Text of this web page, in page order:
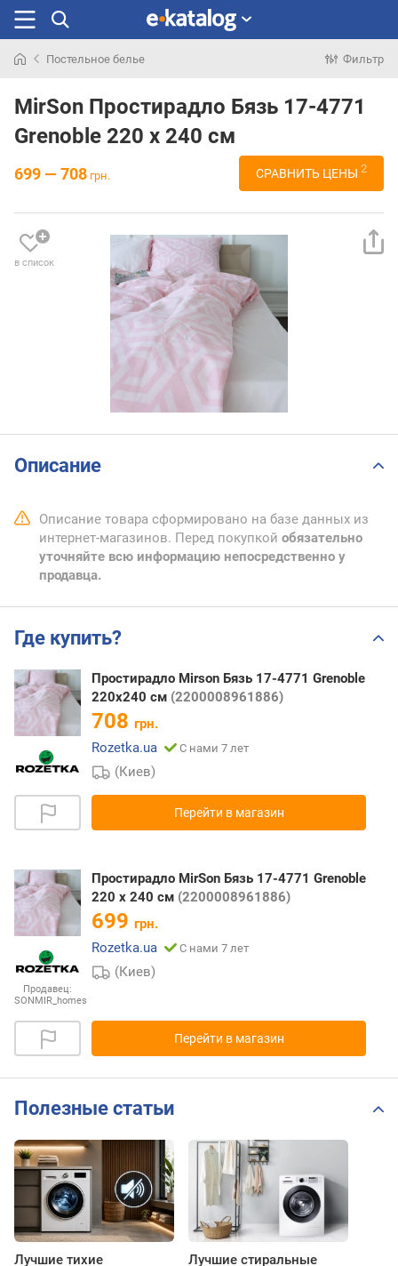
раньше
Постельное белье Фильтр
MirSon Простирадло Бязь 17-4771
Grenoble 220 х 240 см
699 — 708 грн. СРАВНИТЬ ЦЕНЫ 2
в список
Описание
Описание товара сформировано на базе данных из
интернет-магазинов. Перед покупкой обязательно
уточняйте всю информацию непосредственно у
продавца.
Где купить?
Простирадло Mirson Бязь 17-4771 Grenoble
220x240 см (2200008961886)
708 грн.
Rozetka.ua
С нами 7 лет
(Киев)
Перейти в магазин
Продавец:
SONMIR_homes
Простирадло MirSon Бязь 17-4771 Grenoble
220 х 240 см (2200008961886)
699 грн.
Rozetka.ua
С нами 7 лет
(Киев)
Перейти в магазин
Полезные статьи
Лучшие тихие
Лучшие стиральные